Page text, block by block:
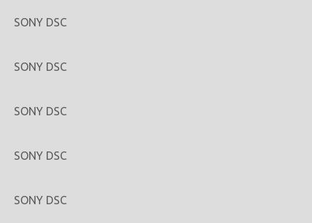
SONY DSC
SONY DSC
SONY DSC
SONY DSC
SONY DSC